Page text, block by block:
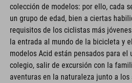
colección de modelos: por ello, cada
un grupo de edad, bien a ciertas
requisitos de los ciclistas más
la entrada al mundo de la bicicleta y
modelos Acid están pensados para el
colegio, salir de excursión con la
aventuras en la naturaleza junto a los